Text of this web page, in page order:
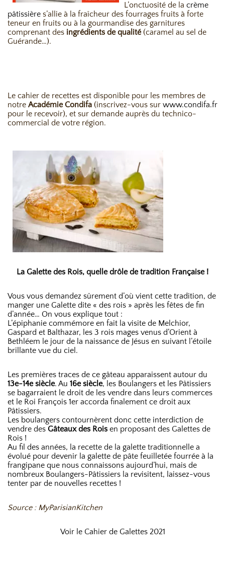
L’onctuosité de la crème
pâtissière s’allie à la fraîcheur des fourrages fruits à forte
teneur en fruits ou à la gourmandise des garnitures
comprenant des ingrédients de qualité(caramel au sel de
Guérande…).
Le cahier de recettes est disponible pour les membres de
notre Académie Condifa (inscrivez-vous sur www.condifa.fr
pour le recevoir), et sur demande auprès du technico-
commercial de votre région.
La Galette des Rois, quelle drôle de tradition Française !
Vous vous demandez sûrement d’où vient cette tradition, de
manger une Galette dite « des rois » après les fêtes de fin
d’année… On vous explique tout :
L’épiphanie commémore en fait la visite de Melchior,
Gaspard et Balthazar, les 3 rois mages venus d’Orient à
Bethléem le jour de la naissance de Jésus en suivant l’étoile
brillante vue du ciel.
Les premières traces de ce gâteau apparaissent autour du
13e-14e siècle. Au 16e siècle, les Boulangers et les Pâtissiers
se bagarraient le droit de les vendre dans leurs commerces
et le Roi François 1er accorda finalement ce droit aux
Pâtissiers.
Les boulangers contournèrent donc cette interdiction de
vendre des Gâteaux des Rois en proposant des Galettes de
Rois !
Au fil des années, la recette de la galette traditionnelle a
évolué pour devenir la galette de pâte feuilletée fourrée à la
frangipane que nous connaissons aujourd’hui, mais de
nombreux Boulangers-Pâtissiers la revisitent, laissez-vous
tenter par de nouvelles recettes !
Source : MyParisianKitchen
Voir le Cahier de Galettes 2021